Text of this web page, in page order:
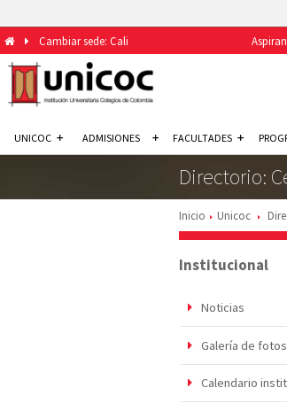
Cambiar sede: Cali
UNICOC ADMISIONES FACULTADES
Directorio:
Inicio Unicoc
Institucional
Noticias
Galería de fotos
Calendario